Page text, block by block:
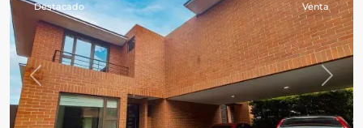
Previous Next
Destacado Venta